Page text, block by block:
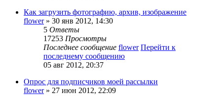
Как загрузить фотографию, архив, изображение
flower» 30 янв 2012, 14:30
5 Ответы
17253 Просмотры
Последнее сообщение flower Перейти к
последнему сообщению
05 авг 2012, 20:37
Опрос для подписчиков моей рассылки
flower» 27 июн 2012, 22:09